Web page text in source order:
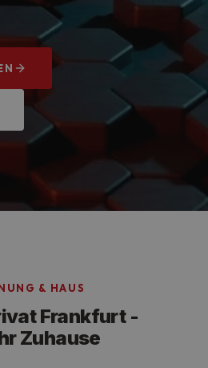
& HAUS
Frankfurt -
Zuhause